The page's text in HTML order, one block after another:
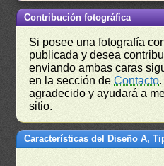
Contribución fotográfica
Si posee una fotografía
publicada y desea
enviando ambas caras
en la sección deContacto
agradecido y ayudará a
sitio.
Características del Diseño A,